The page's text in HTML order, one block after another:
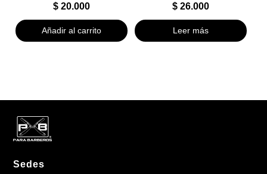
$20.000
Añadir al carrito
$26.000
Leer más
Sedes